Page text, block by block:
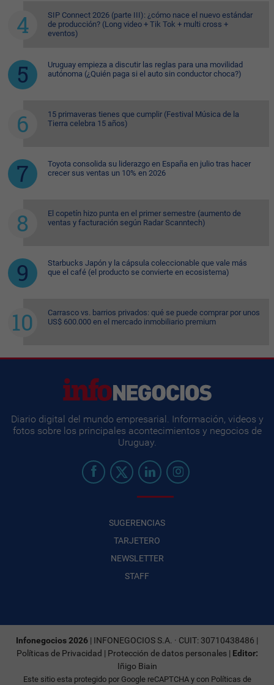
SIP Connect 2026 (parte III): ¿cómo nace el nuevo estándar
de producción? (Long video + Tik Tok + multi cross +
eventos)
Uruguay empieza a discutir las reglas para una movilidad
autónoma (¿Quién paga si el auto sin conductor choca?)
15 primaveras tienes que cumplir (Festival Música de la
Tierra celebra 15 años)
Toyota consolida su liderazgo en España en julio tras hacer
crecer sus ventas un 10% en 2026
El copetín hizo punta en el primer semestre (aumento de
ventas y facturación según Radar Scanntech)
Starbucks Japón y la cápsula coleccionable que vale más
que el café (el producto se convierte en ecosistema)
Carrasco vs. barrios privados: qué se puede comprar por unos
US$ 600.000 en el mercado inmobiliario premium
Diario digital del mundo empresarial. Información, videos y
fotos sobre los principales acontecimientos y negocios de
Uruguay.
SUGERENCIAS
TARJETERO
NEWSLETTER
STAFF
Infonegocios 2026 | INFONEGOCIOS S.A. · CUIT: 30710438486 |
Políticas de Privacidad | Protección de datos personales| Editor:
Iñigo Biain
Este sitio esta protegido por Google reCAPTCHA y con Políticas de